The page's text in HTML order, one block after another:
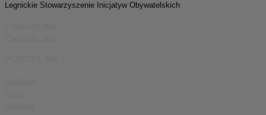
Legnickie Stowarzyszenie Inicjatyw Obywatelskich